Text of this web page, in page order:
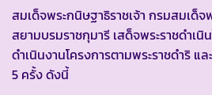
สมเด็จพระกนิษฐาธิราชเจ้า กรมสมเด็
สยามบรมราชกุมารี เสด็จพระราชดำเ
ดำเนินงานโครงการตามพระราชดำริ แ
5 ครั้ง ดังนี้